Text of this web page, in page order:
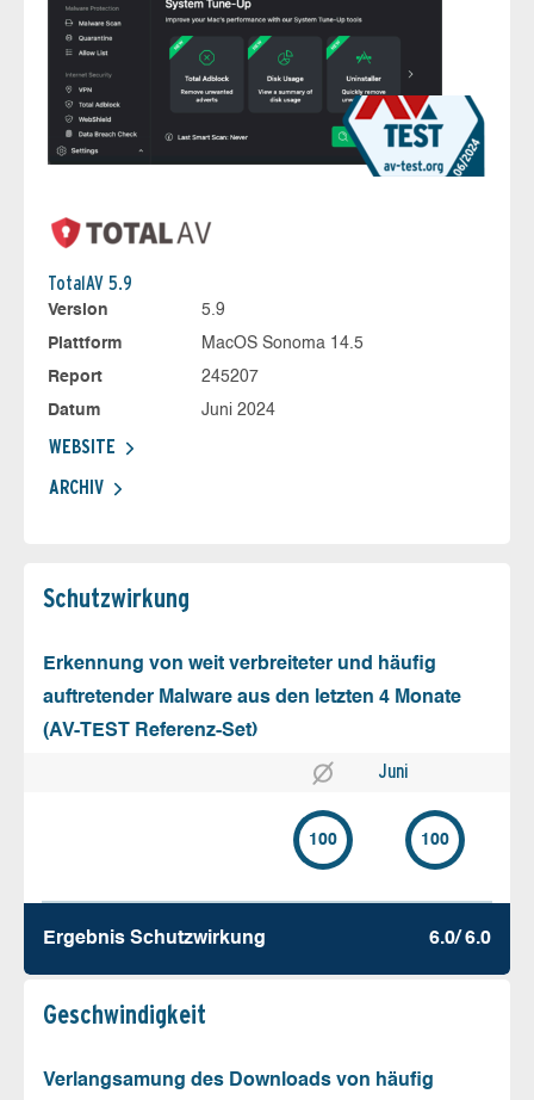
TotalAV 5.9
Version
5.9
Plattform
MacOS Sonoma 14.5
Report
245207
Datum
Juni 2024
WEBSITE
ARCHIV
Schutz­wirkung
Erkennung von weit verbreiteter und häufig
auftretender Malware aus den letzten 4 Monate
(AV-TEST Referenz-Set)
Juni
100 100
Ergebnis Schutz­wirkung 6.0/ 6.0
Geschw­indigkeit
Verlangsamung des Downloads von häufig